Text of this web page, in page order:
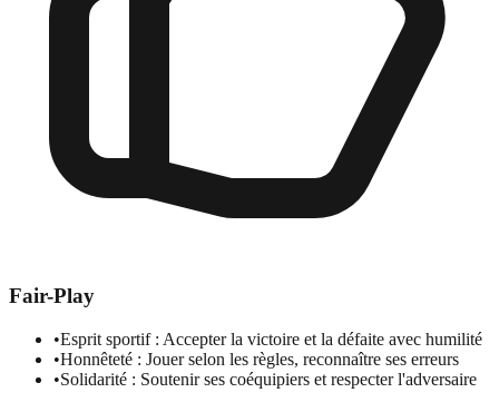
Fair-Play
•Esprit sportif : Accepter la victoire et la défaite avec humilité
•Honnêteté : Jouer selon les règles, reconnaître ses erreurs
•Solidarité : Soutenir ses coéquipiers et respecter l'adversaire